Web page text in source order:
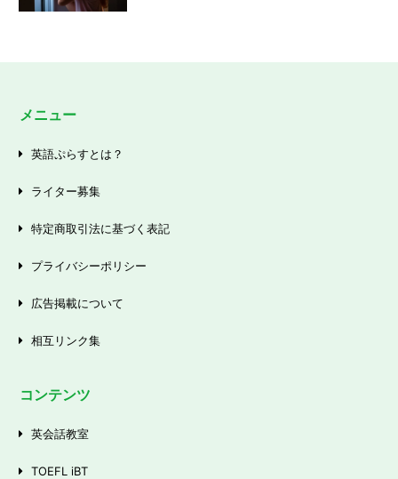
メニュー
英語ぷらすとは？
ライター募集
特定商取引法に基づく表記
プライバシーポリシー
広告掲載について
相互リンク集
コンテンツ
英会話教室
TOEFL iBT